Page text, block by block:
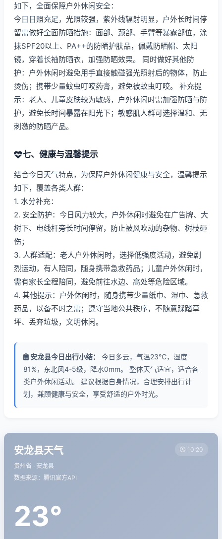
如下，全面保障户外休闲安全：
今日日照充足，光照较强，紫外线辐射明显，户外长时间停
留需做好全面防晒措施：面部、颈部、手臂等暴露部位，涂
抹SPF20以上、PA++的防晒护肤品，佩戴防晒帽、太阳
镜，穿着长袖防晒衣，加强防晒效果。 同时做好其他防
护：户外休闲时避免用手直接触碰强光照射后的物体，防止
烫伤；携带少量蚊虫叮咬药膏，避免被蚊虫叮咬。 补充提
示：老人、儿童皮肤较为敏感，户外休闲时需加强防晒与防
护，避免长时间暴露在阳光下；敏感肌人群可选择温和、无
刺激的防晒产品。
七、健康与温馨提示
结合今日天气特点，为保障户外休闲健康与安全，温馨提示
如下，覆盖各类人群：
1. 水分补充：
2. 安全防护：今日风力较大，户外休闲时避免在广告牌、大
树下、电线杆旁长时间停留，防止被风吹动的杂物、树枝砸
伤；
3. 人群适配：老人户外休闲时，选择低强度活动，避免剧
烈运动，有人陪同，随身携带急救药品；儿童户外休闲时，
需有家长全程陪同，避免前往水边、高处等危险区域。
4. 其他提示：户外休闲时，随身携带少量纸巾、湿巾、急救
药品，以备不时之需；遵守当地公共秩序，不随意踩踏草
坪、丢弃垃圾，文明休闲。
安龙县今日出行小结：
今日多云，气温23℃，湿度
81%，东北风4-5级，降水0mm。 整体天气适宜，适合各
类户外休闲活动。 建议根据自身情况，合理安排出行计
划，兼顾健康与安全，享受舒适的户外时光。
安龙县天气
贵州省 · 安龙县
数据来源：腾讯官方API
10:20
23°